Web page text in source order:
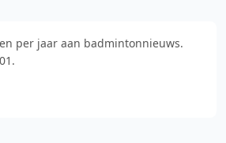
per jaar aan badmintonnieuws.